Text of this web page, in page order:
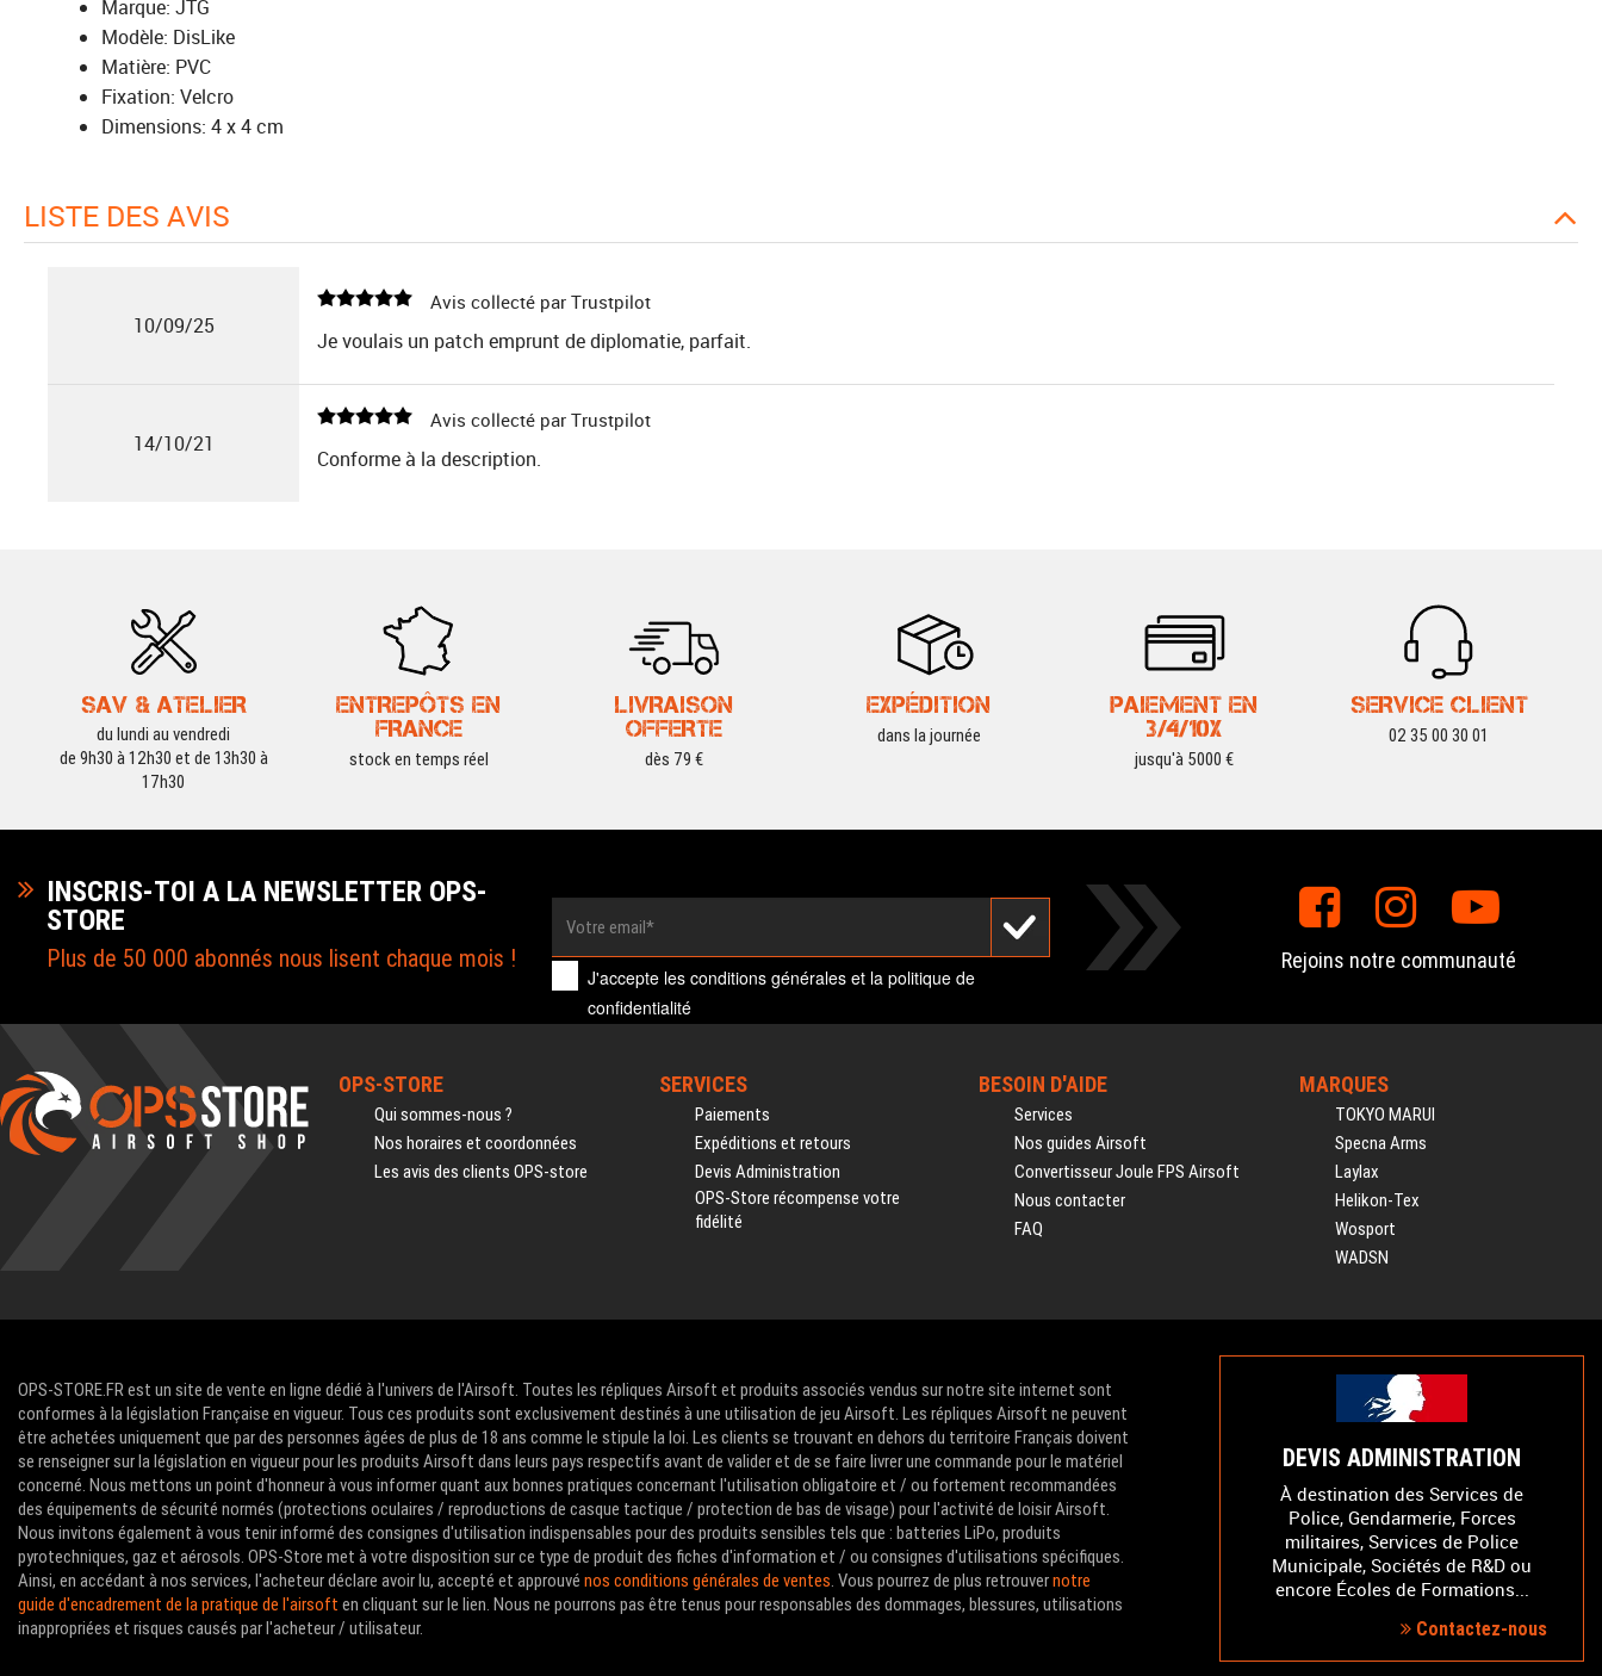
Marque: JTG
Modèle: DisLike
Matière: PVC
Fixation: Velcro
Dimensions: 4 x 4 cm
LISTE DES AVIS
10/09/25
Avis collecté par Trustpilot
Je voulais un patch emprunt de diplomatie, parfait.
14/10/21
Avis collecté par Trustpilot
Conforme à la description.
SAV & ATELIER
du lundi au vendredi
de 9h30 à 12h30 et de 13h30 à
17h30
ENTREPÔTS EN
FRANCE
stock en temps réel
LIVRAISON
OFFERTE
dès 79 €
EXPÉDITION
dans la journée
PAIEMENT EN
3/4/10X
jusqu'à 5000 €
SERVICE CLIENT
02 35 00 30 01
INSCRIS-TOI A LA NEWSLETTER OPS-
STORE
Plus de 50 000 abonnés nous lisent chaque mois !
J'accepte lesconditions générales et lapolitique de
confidentialité
Rejoins notre communauté
OPS-STORE
Qui sommes-nous ?
Nos horaires et coordonnées
Les avis des clients OPS-store
SERVICES
Paiements
Expéditions et retours
Devis Administration
OPS-Store récompense votre
fidélité
BESOIN D'AIDE
Services
Nos guides Airsoft
Convertisseur Joule FPS Airsoft
Nous contacter
FAQ
MARQUES
TOKYO MARUI
Specna Arms
Laylax
Helikon-Tex
Wosport
WADSN
OPS-STORE.FR est un site de vente en ligne dédié à l'univers de l'Airsoft. Toutes les répliques Airsoft et produits associés vendus sur notre site internet sont
conformes à la législation Française en vigueur. Tous ces produits sont exclusivement destinés à une utilisation de jeu Airsoft. Les répliques Airsoft ne peuvent
être achetées uniquement que par des personnes âgées de plus de 18 ans comme le stipule la loi. Les clients se trouvant en dehors du territoire Français doivent
se renseigner sur la législation en vigueur pour les produits Airsoft dans leurs pays respectifs avant de valider et de se faire livrer une commande pour le matériel
concerné. Nous mettons un point d'honneur à vous informer quant aux bonnes pratiques concernant l'utilisation obligatoire et / ou fortement recommandées
des équipements de sécurité normés (protections oculaires / reproductions de casque tactique / protection de bas de visage) pour l'activité de loisir Airsoft.
Nous invitons également à vous tenir informé des consignes d'utilisation indispensables pour des produits sensibles tels que : batteries LiPo, produits
pyrotechniques, gaz et aérosols. OPS-Store met à votre disposition sur ce type de produit des fiches d'information et / ou consignes d'utilisations spécifiques.
Ainsi, en accédant à nos services, l'acheteur déclare avoir lu, accepté et approuvé nos conditions générales de ventes. Vous pourrez de plus retrouvernotre
guide d'encadrement de la pratique de l'airsoft en cliquant sur le lien. Nous ne pourrons pas être tenus pour responsables des dommages, blessures, utilisations
inappropriées et risques causés par l'acheteur / utilisateur.
DEVIS ADMINISTRATION
À destination des Services de
Police, Gendarmerie, Forces
militaires, Services de Police
Municipale, Sociétés de R&D ou
encore Écoles de Formations...
Contactez-nous